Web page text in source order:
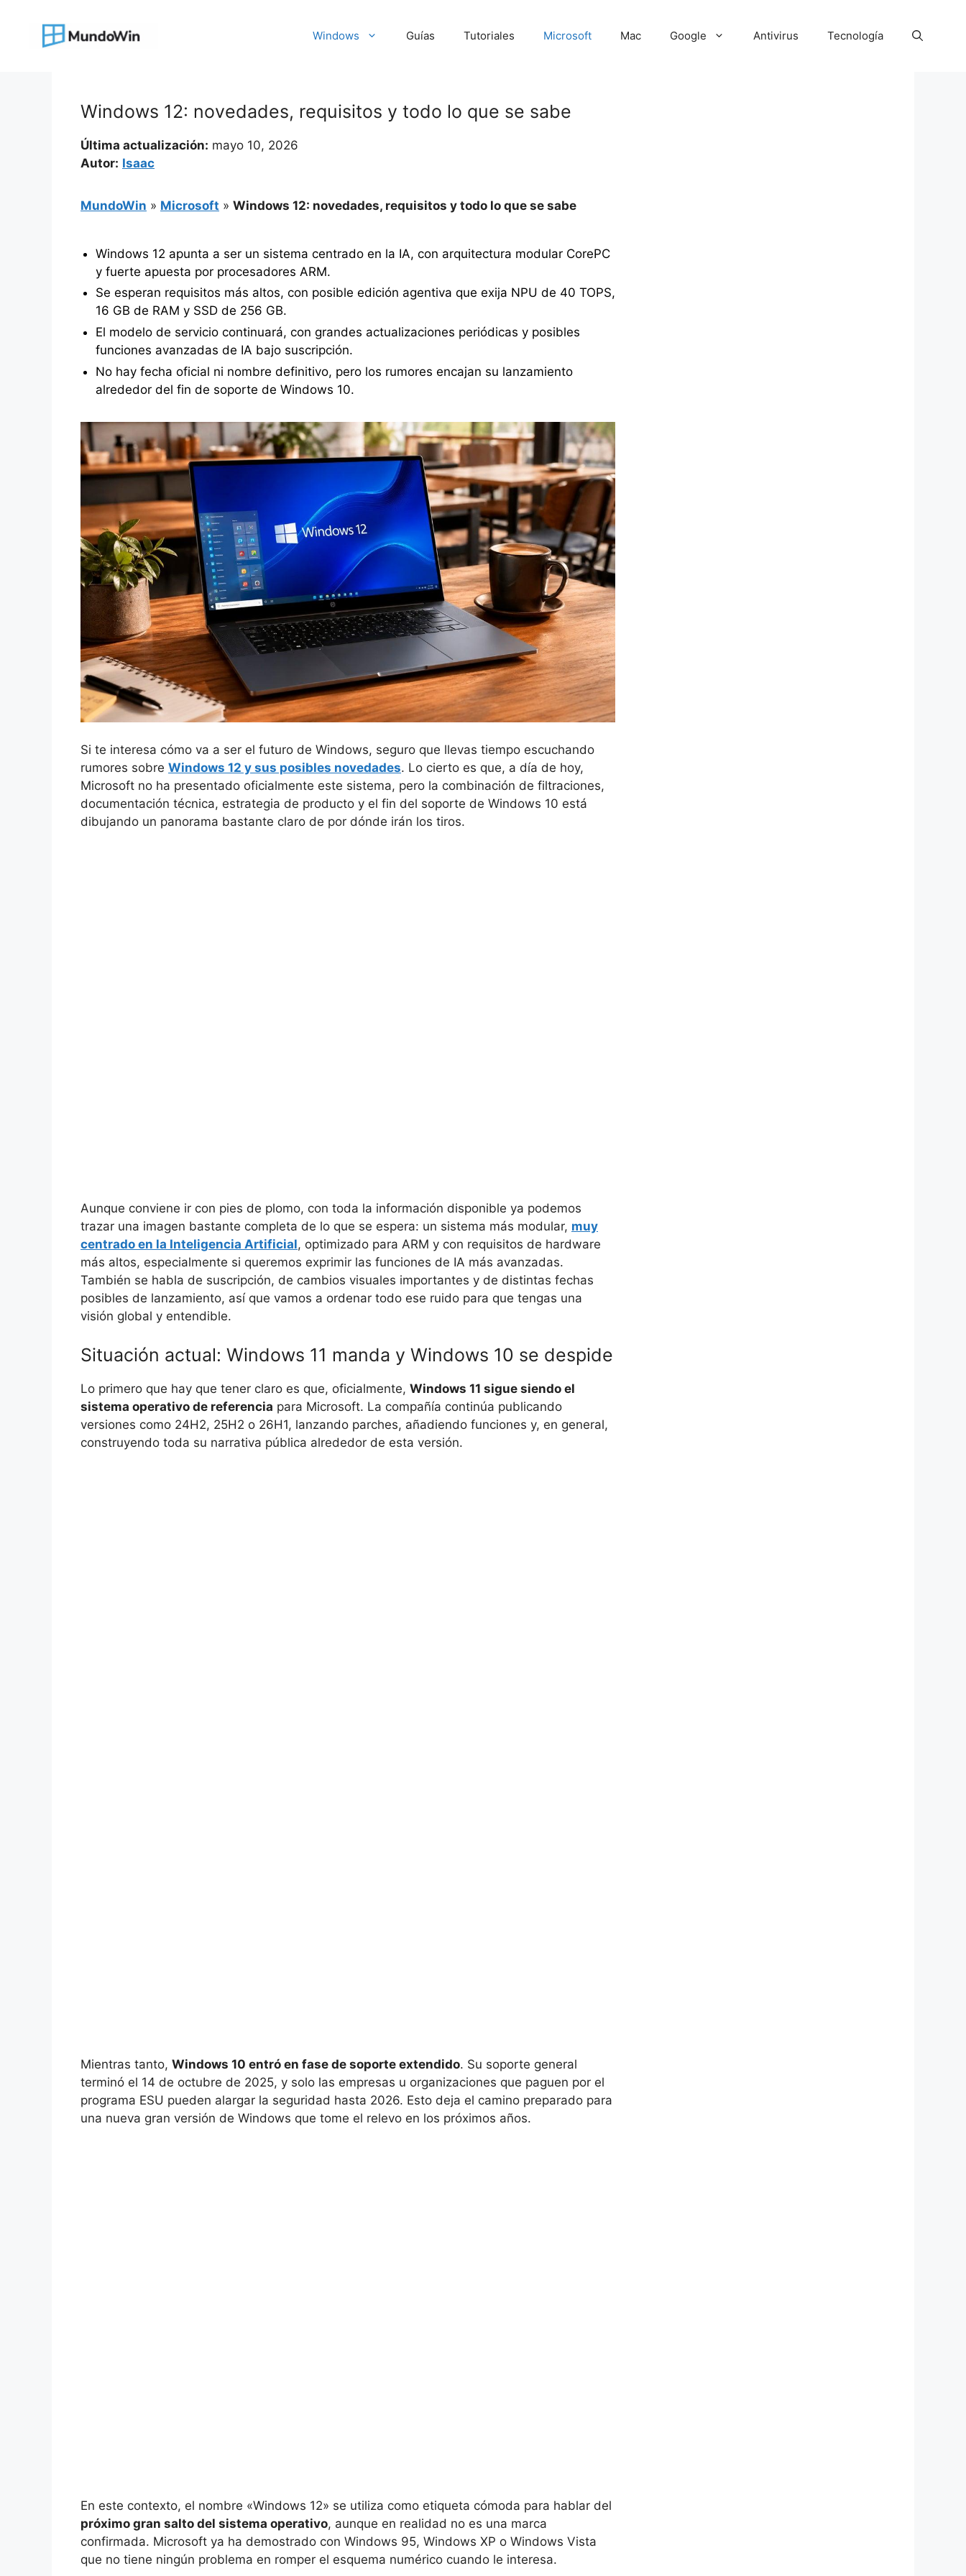
contenido
Windows Guías Tutoriales Microsoft Mac Google Antivirus Tecnología
Windows 12: novedades, requisitos y todo lo que se sabe
Última actualización: mayo 10, 2026
Autor: Isaac
MundoWin » Microsoft » Windows 12: novedades, requisitos y todo lo que se sabe
Windows 12 apunta a ser un sistema centrado en la IA, con arquitectura modular CorePC
y fuerte apuesta por procesadores ARM.
Se esperan requisitos más altos, con posible edición agentiva que exija NPU de 40 TOPS,
16 GB de RAM y SSD de 256 GB.
El modelo de servicio continuará, con grandes actualizaciones periódicas y posibles
funciones avanzadas de IA bajo suscripción.
No hay fecha oficial ni nombre definitivo, pero los rumores encajan su lanzamiento
alrededor del fin de soporte de Windows 10.
Si te interesa cómo va a ser el futuro de Windows, seguro que llevas tiempo escuchando
rumores sobre Windows 12 y sus posibles novedades. Lo cierto es que, a día de hoy,
Microsoft no ha presentado oficialmente este sistema, pero la combinación de filtraciones,
documentación técnica, estrategia de producto y el fin del soporte de Windows 10 está
dibujando un panorama bastante claro de por dónde irán los tiros.
Aunque conviene ir con pies de plomo, con toda la información disponible ya podemos
trazar una imagen bastante completa de lo que se espera: un sistema más modular, muy
centrado en la Inteligencia Artificial, optimizado para ARM y con requisitos de hardware
más altos, especialmente si queremos exprimir las funciones de IA más avanzadas.
También se habla de suscripción, de cambios visuales importantes y de distintas fechas
posibles de lanzamiento, así que vamos a ordenar todo ese ruido para que tengas una
visión global y entendible.
Situación actual: Windows 11 manda y Windows 10 se despide
Lo primero que hay que tener claro es que, oficialmente, Windows 11 sigue siendo el
sistema operativo de referencia para Microsoft. La compañía continúa publicando
versiones como 24H2, 25H2 o 26H1, lanzando parches, añadiendo funciones y, en general,
construyendo toda su narrativa pública alrededor de esta versión.
Mientras tanto, Windows 10 entró en fase de soporte extendido. Su soporte general
terminó el 14 de octubre de 2025, y solo las empresas u organizaciones que paguen por el
programa ESU pueden alargar la seguridad hasta 2026. Esto deja el camino preparado para
una nueva gran versión de Windows que tome el relevo en los próximos años.
En este contexto, el nombre «Windows 12» se utiliza como etiqueta cómoda para hablar del
próximo gran salto del sistema operativo, aunque en realidad no es una marca
confirmada. Microsoft ya ha demostrado con Windows 95, Windows XP o Windows Vista
que no tiene ningún problema en romper el esquema numérico cuando le interesa.